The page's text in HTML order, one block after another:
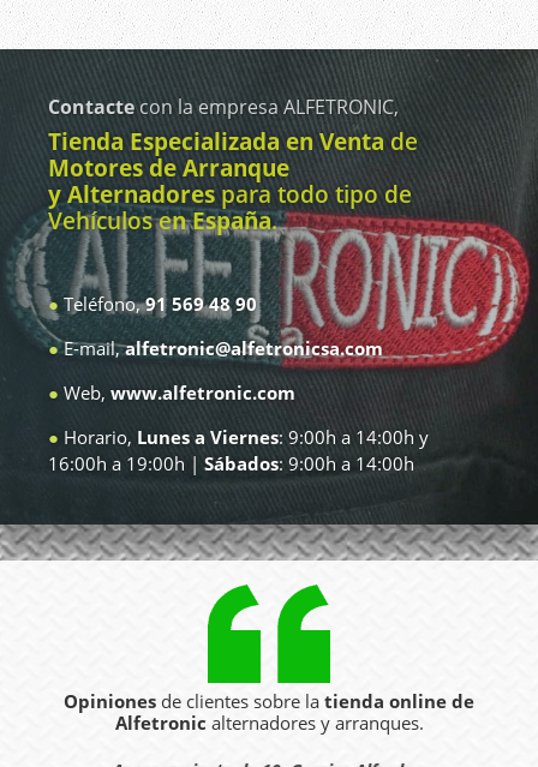
Contactecon la empresa ALFETRONIC,
Tienda Especializada en Ventade
Motores de Arranque
y Alternadorespara todo tipo de
Vehículos en España.
●Teléfono,91 569 48 90
●E-mail,alfetronic@alfetronicsa.com
● Web, www.alfetronic.com
● Horario, Lunes a Viernes: 9:00h a 14:00h y
16:00h a 19:00h | Sábados: 9:00h a 14:00h
Opiniones de clientes sobre la tienda online de
Alfetronic alternadores y arranques.